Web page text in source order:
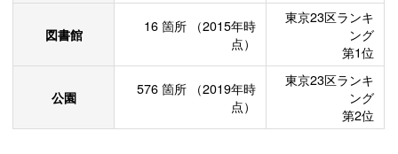
図書館 16 箇所
（2015年時
点）
東京23区ランキ
ング
第1位
公園 576 箇所
（2019年時
点）
東京23区ランキ
ング
第2位